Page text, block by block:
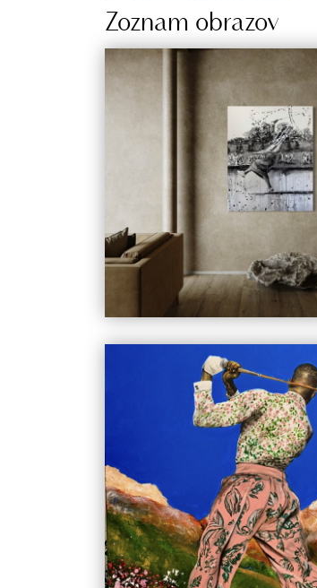
Zoznam obrazov